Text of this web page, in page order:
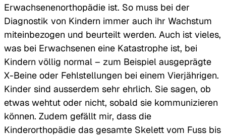
Erwachsenenorthopädie ist. So muss bei der
Diagnostik von Kindern immer auch ihr Wachstum
miteinbezogen und beurteilt werden. Auch ist vieles,
was bei Erwachsenen eine Katastrophe ist, bei
Kindern völlig normal – zum Beispiel ausgeprägte
X-Beine oder Fehlstellungen bei einem Vierjährigen.
Kinder sind ausserdem sehr ehrlich. Sie sagen, ob
etwas wehtut oder nicht, sobald sie kommunizieren
können. Zudem gefällt mir, dass die
Kinderorthopädie das gesamte Skelett vom Fuss bis